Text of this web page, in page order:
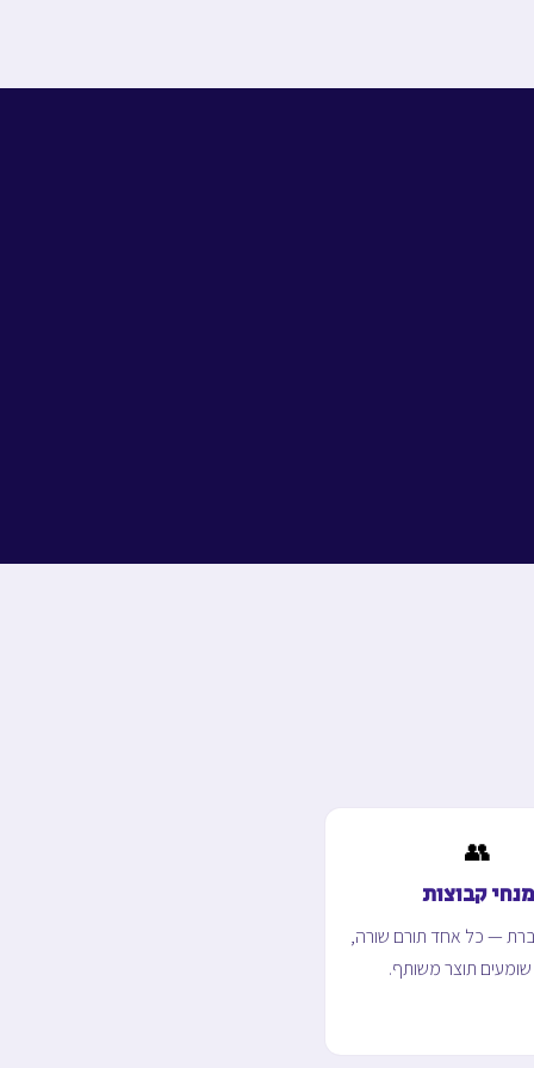
👥
מנחי קבוצות
— כל אחד תורם שורה,
תוצר משותף.